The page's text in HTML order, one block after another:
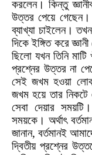
করলেন। কিন্তু
উত্তর পেয়ে গেছেন।
ব্যাখ্যা চাইলেন।
দিকে ইঙ্গিত করে
ছিলো যখন তিনি
প্রশ্নের উত্তর না
সেই জখম হওয়া
জখম হয়ে তার
সেবা দেয়ার
সময়কে। অর্থাৎ
জানান, বর্তমানই
দ্বিতীয় প্রশ্নের